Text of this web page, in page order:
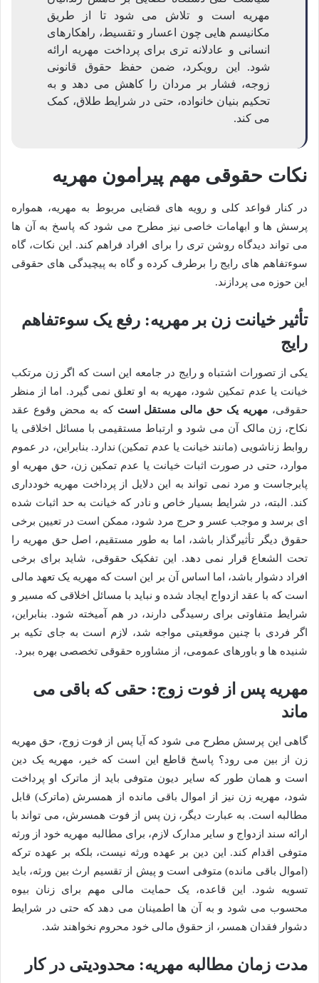
مهریه است و تلاش می شود تا از طریق
مکانیسم هایی چون اعسار و تقسیط، راهکارهای
انسانی و عادلانه تری برای پرداخت مهریه ارائه
شود. این رویکرد، ضمن حفظ حقوق قانونی
زوجه، فشار بر مردان را کاهش می دهد و به
تحکیم بنیان خانواده، حتی در شرایط طلاق، کمک
می کند.
نکات حقوقی مهم پیرامون مهریه
در کنار قواعد کلی و رویه های قضایی مربوط به مهریه، همواره
پرسش ها و ابهامات خاصی نیز مطرح می شود که پاسخ به آن ها
می تواند دیدگاه روشن تری را برای افراد فراهم کند. این نکات، گاه
سوءتفاهم های رایج را برطرف کرده و گاه به پیچیدگی های حقوقی
این حوزه می پردازند.
تأثیر خیانت زن بر مهریه: رفع یک سوءتفاهم
رایج
یکی از تصورات اشتباه و رایج در جامعه این است که اگر زن مرتکب
خیانت یا عدم تمکین شود، مهریه به او تعلق نمی گیرد. اما از منظر
حقوقی، مهریه یک حق مالی مستقل است که به محض وقوع عقد
نکاح، زن مالک آن می شود و ارتباط مستقیمی با مسائل اخلاقی یا
روابط زناشویی (مانند خیانت یا عدم تمکین) ندارد. بنابراین، در عموم
موارد، حتی در صورت اثبات خیانت یا عدم تمکین زن، حق مهریه او
پابرجاست و مرد نمی تواند به این دلایل از پرداخت مهریه خودداری
کند. البته، در شرایط بسیار خاص و نادر که خیانت به حد اثبات شده
ای برسد و موجب عسر و حرج مرد شود، ممکن است در تعیین برخی
حقوق دیگر تأثیرگذار باشد، اما به طور مستقیم، اصل حق مهریه را
تحت الشعاع قرار نمی دهد. این تفکیک حقوقی، شاید برای برخی
افراد دشوار باشد، اما اساس آن بر این است که مهریه یک تعهد مالی
است که با عقد ازدواج ایجاد شده و نباید با مسائل اخلاقی که مسیر و
شرایط متفاوتی برای رسیدگی دارند، در هم آمیخته شود. بنابراین،
اگر فردی با چنین موقعیتی مواجه شد، لازم است به جای تکیه بر
شنیده ها و باورهای عمومی، از مشاوره حقوقی تخصصی بهره ببرد.
مهریه پس از فوت زوج: حقی که باقی می
ماند
گاهی این پرسش مطرح می شود که آیا پس از فوت زوج، حق مهریه
زن از بین می رود؟ پاسخ قاطع این است که خیر، مهریه یک دین
است و همان طور که سایر دیون متوفی باید از ماترک او پرداخت
شود، مهریه زن نیز از اموال باقی مانده از همسرش (ماترک) قابل
مطالبه است. به عبارت دیگر، زن پس از فوت همسرش، می تواند با
ارائه سند ازدواج و سایر مدارک لازم، برای مطالبه مهریه خود از ورثه
متوفی اقدام کند. این دین بر عهده ورثه نیست، بلکه بر عهده ترکه
(اموال باقی مانده) متوفی است و پیش از تقسیم ارث بین ورثه، باید
تسویه شود. این قاعده، یک حمایت مالی مهم برای زنان بیوه
محسوب می شود و به آن ها اطمینان می دهد که حتی در شرایط
دشوار فقدان همسر، از حقوق مالی خود محروم نخواهند شد.
مدت زمان مطالبه مهریه: محدودیتی در کار